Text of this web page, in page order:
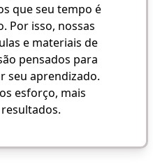
que seu tempo é
Por isso, nossas
e materiais de
pensados para
seu aprendizado.
esforço, mais
resultados.